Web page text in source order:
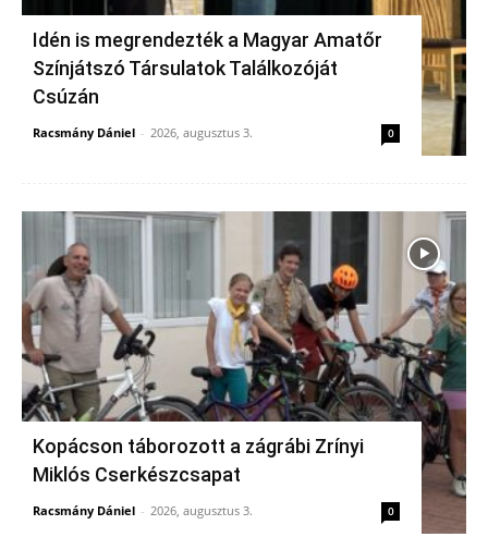
Idén is megrendezték a Magyar Amatőr
Színjátszó Társulatok Találkozóját
Csúzán
Racsmány Dániel - 2026, augusztus 3. 0
Kopácson táborozott a zágrábi Zrínyi
Miklós Cserkészcsapat
Racsmány Dániel - 2026, augusztus 3. 0